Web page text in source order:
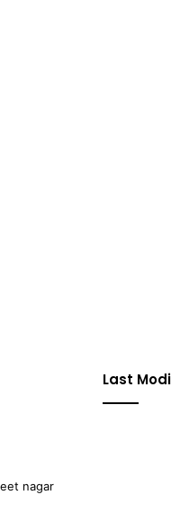
nagar
Last